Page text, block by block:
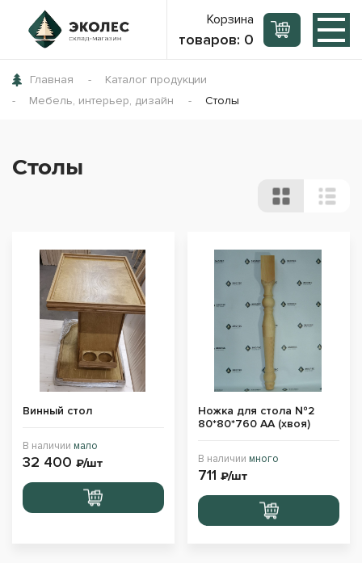
Корзина
товаров: 0
Главная
Каталог продукции
Мебель, интерьер, дизайн
Столы
Столы
Винный стол
В наличии мало
32 400 ₽/шт
Перейти
в корзину
Ножка для стола №2
80*80*760 АА (хвоя)
В наличии много
711 ₽/шт
Перейти
в корзину